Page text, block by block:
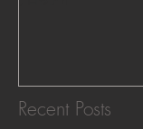
Recent Posts